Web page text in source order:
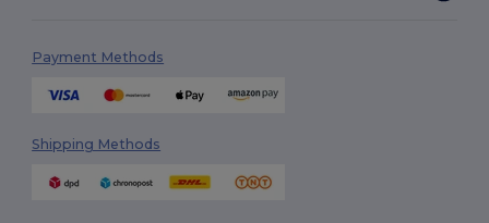
Payment Methods
Shipping Methods